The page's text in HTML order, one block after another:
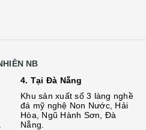
NB
4. Tại Đà Nẵng
Khu sản xuất số 3 làng nghề
đá mỹ nghệ Non Nước, Hải
Hòa, Ngũ Hành Sơn, Đà
Nẵng.